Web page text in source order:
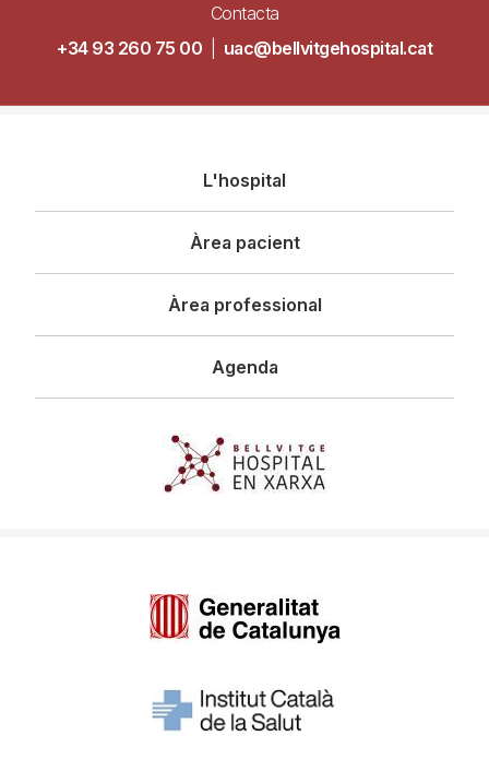
Contacta
+34 93 260 75 00
uac@bellvitgehospital.cat
L'hospital
Àrea pacient
Àrea professional
Agenda